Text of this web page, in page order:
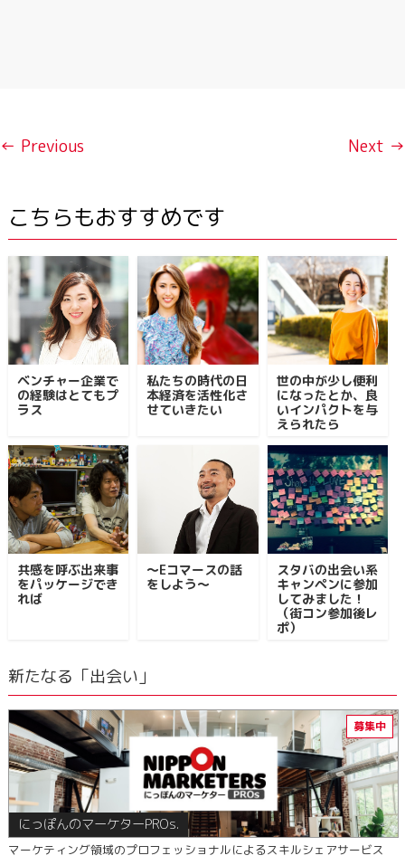
← Previous Next →
こちらもおすすめです
ベンチャー企業で
の経験はとてもプ
ラス
私たちの時代の日
本経済を活性化さ
せていきたい
世の中が少し便利
になったとか、良
いインパクトを与
えられたら
共感を呼ぶ出来事
をパッケージでき
れば
～Eコマースの話
をしよう～
スタバの出会い系
キャンペンに参加
してみました！
（街コン参加後レ
ポ）
新たなる「出会い」
にっぽんのマーケターPROs.
マーケティング領域のプロフェッショナルによるスキルシェアサービス